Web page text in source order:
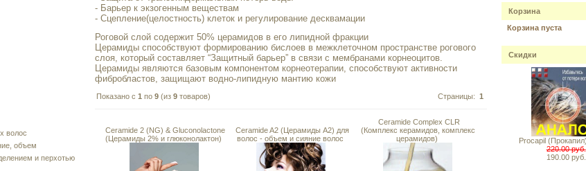
волос
объем
и перхотью
- Барьер к экзогенным веществам
- Сцепление(целостность) клеток и регулирование десквамации
Роговой слой содержит 50% церамидов в его липидной фракции
Церамиды способствуют формированию бислоев в межклеточном пространстве рогового
слоя, который составляет “Защитный барьер” в связи с мембранами корнеоцитов.
Церамиды являются базовым компонентом корнеотерапии, способствуют активности
фибробластов, защищают водно-липидную мантию кожи
Показано с1 по9 (из9 товаров) Страницы:1
Ceramide 2 (NG) & Gluconolactone
(Церамиды 2% и глюконолактон)
Ceramide A2 (Церамиды А2) для
волос - объем и сияние волос
Ceramide Complex CLR
(Комплекс керамидов, комплекс
церамидов)
Корзина
Корзина пуста
Скидки
Procapil
220.00 руб.
190.00 руб.